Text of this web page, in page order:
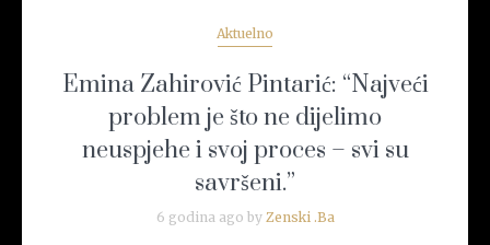
Aktuelno
Emina Zahirović Pintarić: “Najveći
problem je što ne dijelimo
neuspjehe i svoj proces – svi su
savršeni.”
6 godina ago by Zenski .Ba